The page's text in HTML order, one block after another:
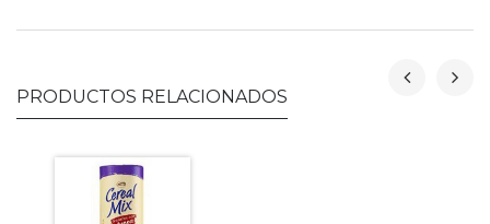
PRODUCTOS RELACIONADOS